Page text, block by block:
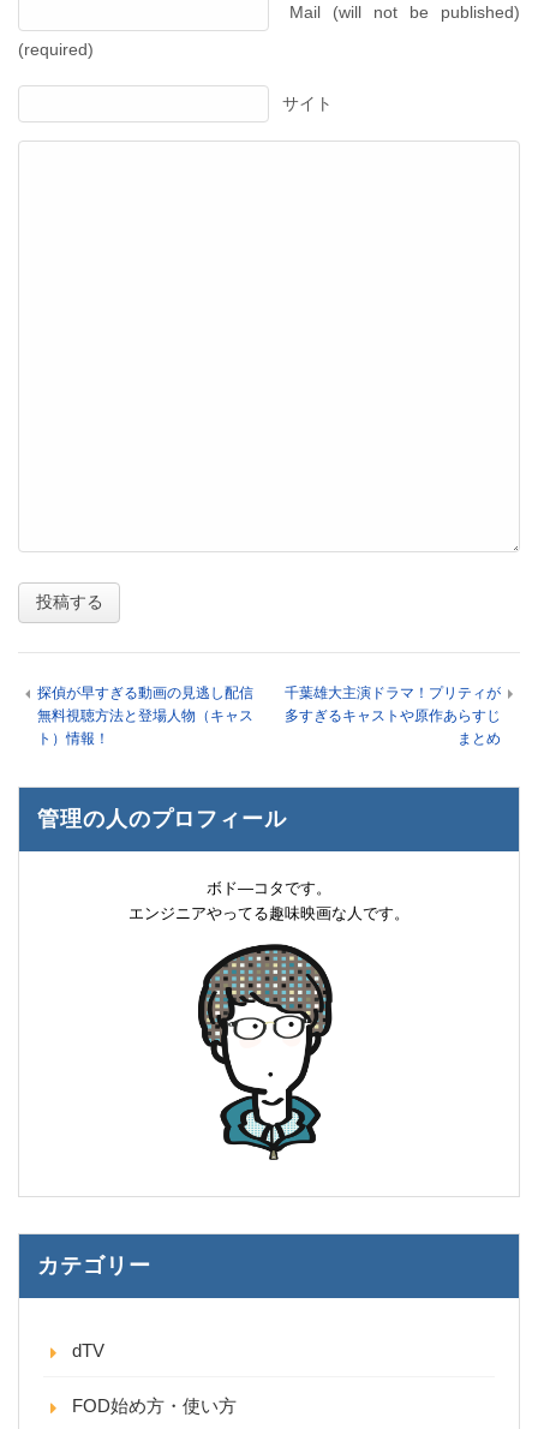
Mail (will not be published)
(required)
サイト
探偵が早すぎる動画の見逃し配信
無料視聴方法と登場人物（キャス
ト）情報！
千葉雄大主演ドラマ！プリティが
多すぎるキャストや原作あらすじ
まとめ
管理の人のプロフィール
ボド―コタです。
エンジニアやってる趣味映画な人です。
カテゴリー
dTV
FOD始め方・使い方